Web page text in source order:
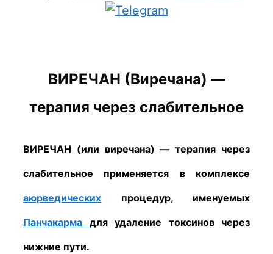
ВИРЕЧАН (Виречана) —
терапия через слабительное
ВИРЕЧАН (или виречана) — терапия через
слабительное применяется в комплексе
аюрведических процедур, именуемых
Панчакарма для удаление токсинов через
нижние пути.